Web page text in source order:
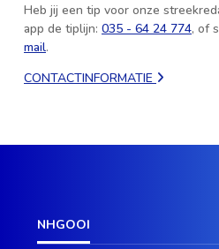
Heb jij een tip voor onze
app de tiplijn: 035 - 64 24 774, of
mail.
CONTACTINFORMATIE
NHGOOI